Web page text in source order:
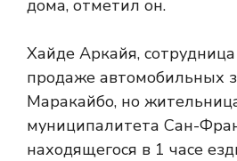
дома, отметил он.
Хайде Аркайя,
продаже автомобильных
Маракайбо, но
муниципалитета Сан-
находящегося в 1 часе